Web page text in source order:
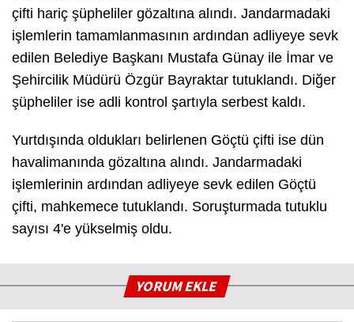
çifti hariç şüpheliler gözaltına alındı. Jandarmadaki
işlemlerin tamamlanmasının ardından adliyeye sevk
edilen Belediye Başkanı Mustafa Günay ile İmar ve
Şehircilik Müdürü Özgür Bayraktar tutuklandı. Diğer
şüpheliler ise adli kontrol şartıyla serbest kaldı.
Yurtdışında oldukları belirlenen Göçtü çifti ise dün
havalimanında gözaltına alındı. Jandarmadaki
işlemlerinin ardından adliyeye sevk edilen Göçtü
çifti, mahkemece tutuklandı. Soruşturmada tutuklu
sayısı 4'e yükselmiş oldu.
YORUM EKLE